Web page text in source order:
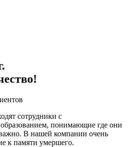
сотрудники с
понимающие где они
В нашей компании очень
к памяти умершего.